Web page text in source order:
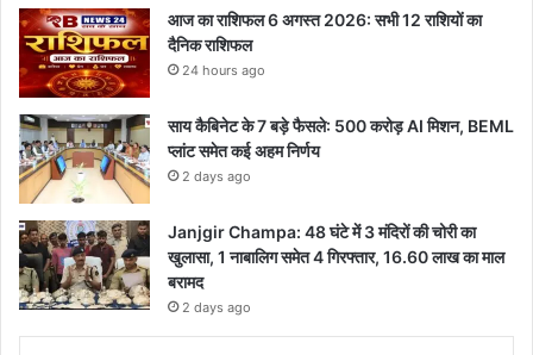
आज का राशिफल 6 अगस्त 2026: सभी 12 राशियों का
दैनिक राशिफल
24 hours ago
साय कैबिनेट के 7 बड़े फैसले: 500 करोड़ AI मिशन, BEML
प्लांट समेत कई अहम निर्णय
2 days ago
Janjgir Champa: 48 घंटे में 3 मंदिरों की चोरी का
खुलासा, 1 नाबालिग समेत 4 गिरफ्तार, 16.60 लाख का माल
बरामद
2 days ago